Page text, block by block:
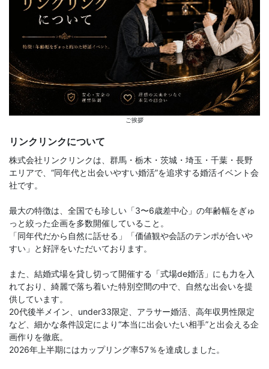
ご挨拶
リンクリンクについて
株式会社リンクリンクは、群馬・栃木・茨城・埼玉・千葉・長野
エリアで、“同年代と出会いやすい婚活”を追求する婚活イベント会
社です。
最大の特徴は、全国でも珍しい「3〜6歳差中心」の年齢幅をぎゅ
っと絞った企画を多数開催していること。
「同年代だから自然に話せる」「価値観や会話のテンポが合いや
すい」と好評をいただいております。
また、結婚式場を貸し切って開催する「式場de婚活」にも力を入
れており、綺麗で落ち着いた特別空間の中で、自然な出会いを提
供しています。
20代後半メイン、under33限定、アラサー婚活、高年収男性限定
など、細かな条件設定により“本当に出会いたい相手”と出会える企
画作りを徹底。
2026年上半期にはカップリング率57％を達成しました。